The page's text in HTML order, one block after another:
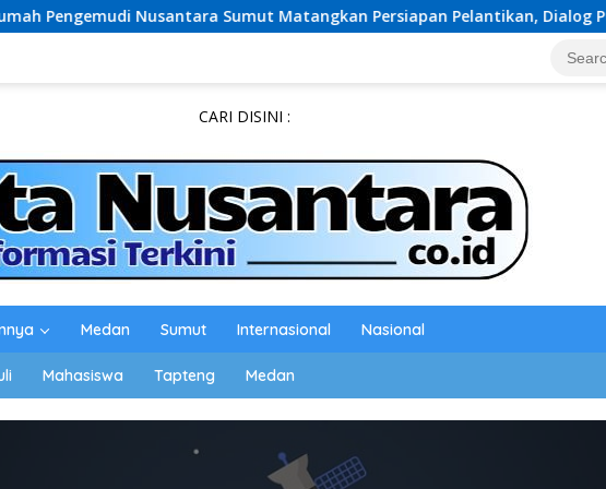
Nusantara Sumut Matangkan Persiapan Pelantikan, Dialog Publik dan Rakerwil
CARI DISINI :
Medan Sumut Internasional Nasional
Mahasiswa Tapteng Medan